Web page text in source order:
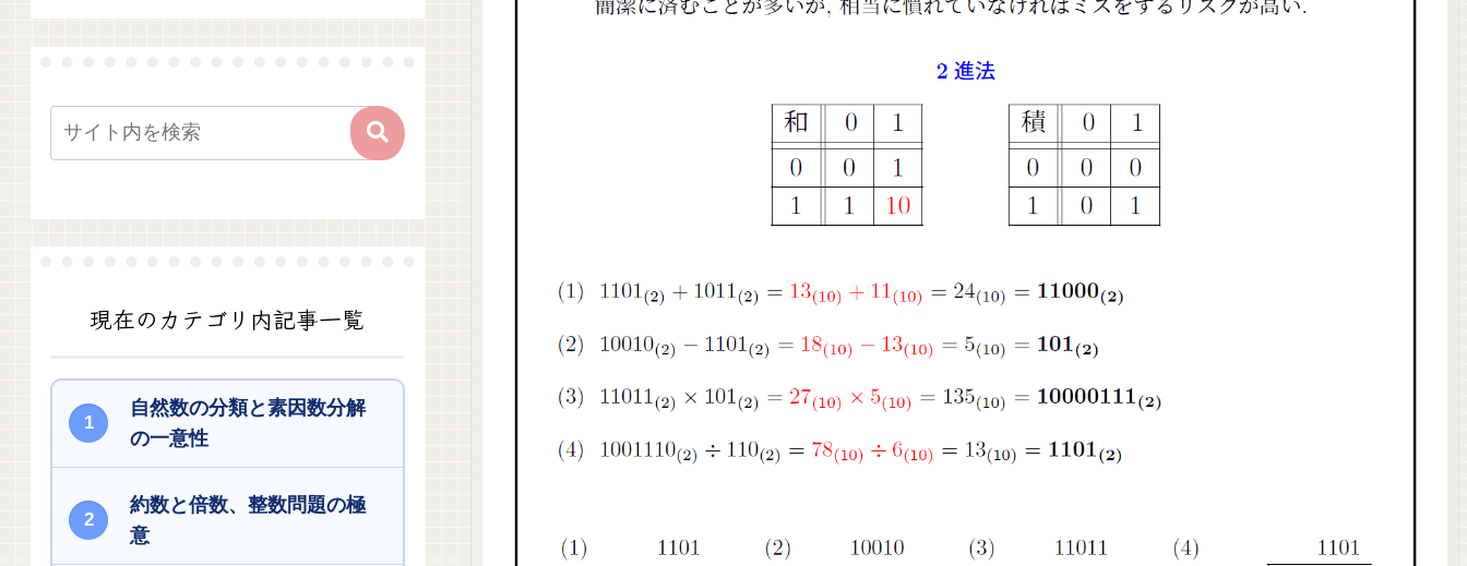
現在のカテゴリ内記事一覧
自然数の分類と素因数分解
の一意性
約数と倍数、整数問題の極
意